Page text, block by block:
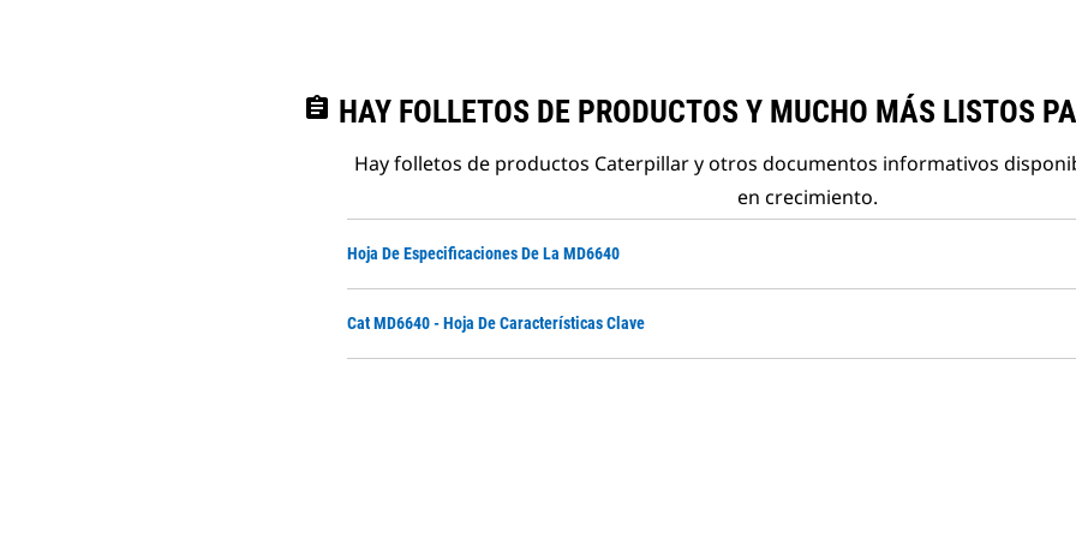
assignment HAY FOLLETOS DE PRODUCTOS Y MUCHO MÁS LISTOS
Hay folletos de productos Caterpillar y otros documentos informativos
en crecimiento.
Hoja De Especificaciones De La MD6640
Cat MD6640 - Hoja De Características Clave